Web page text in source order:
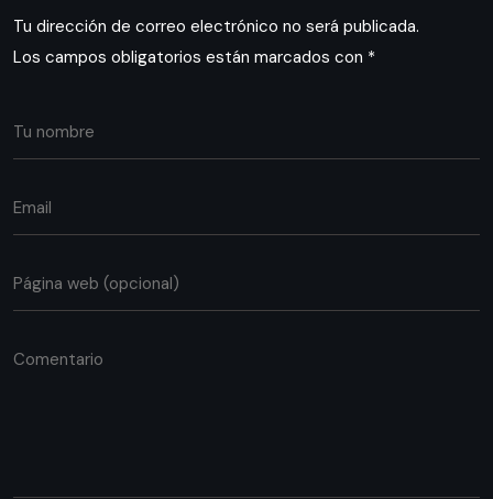
Tu dirección de correo electrónico no será publicada.
Los campos obligatorios están marcados con *